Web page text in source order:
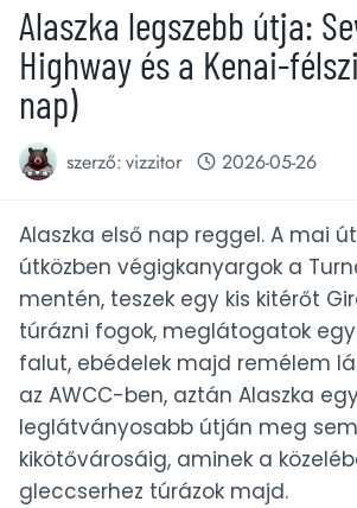
Alaszka legszebb útja:
Highway és a Kenai-
nap)
szerző:vizzitor 2026-05-26
Alaszka első nap reggel. A mai
útközben végigkanyargok a
mentén, teszek egy kis kitérőt
túrázni fogok, meglátogatok
falut, ebédelek majd remélem
az AWCC-ben, aztán Alaszka
leglátványosabb útján meg
kikötővárosáig, aminek a
gleccserhez túrázok majd.